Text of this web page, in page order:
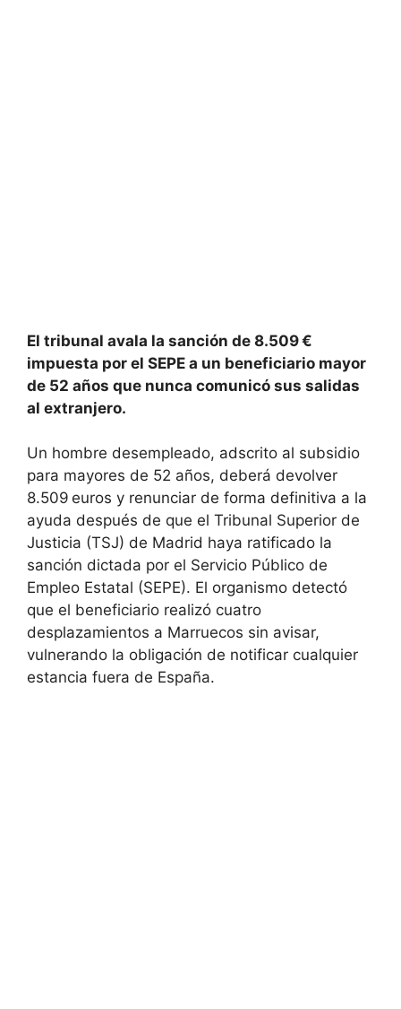
El tribunal avala la sanción de 8.509 €
impuesta por el SEPE a un beneficiario mayor
de 52 años que nunca comunicó sus salidas
al extranjero.
Un hombre desempleado, adscrito al subsidio
para mayores de 52 años, deberá devolver
8.509 euros y renunciar de forma definitiva a la
ayuda después de que el Tribunal Superior de
Justicia (TSJ) de Madrid haya ratificado la
sanción dictada por el Servicio Público de
Empleo Estatal (SEPE). El organismo detectó
que el beneficiario realizó cuatro
desplazamientos a Marruecos sin avisar,
vulnerando la obligación de notificar cualquier
estancia fuera de España.